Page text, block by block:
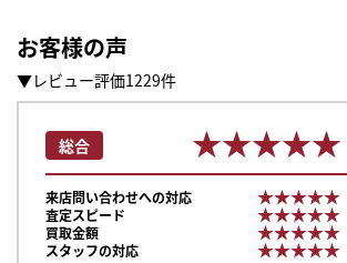
お客様の声
▼レビュー評価1229件
総合 ★★★★★
★★★★★
来店問い合わせへの対応 ★★★★★
★★★★★
査定スピード
★★★★★
★★★★★
買取金額
★★★★★
★★★★★
スタッフの対応
★★★★★
★★★★★